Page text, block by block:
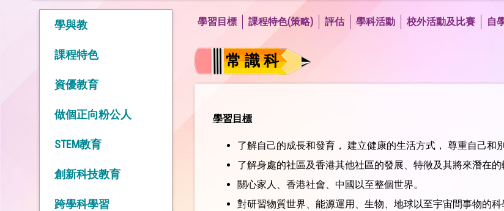
學與教
課程特色
資優教育
做個正向粉公人
STEM教育
創新科技教育
跨學科學習
學習目標 課程特色(策略) 評估 學科活動 校外活動及比賽 自
常 識 科
學習目標
了解自己的成長和發育， 建立健康的生活方式， 尊重自己和
了解身處的社區及香港其他社區的發展、特徵及其將來潛在的
關心家人、香港社會、中國以至整個世界。
對研習物質世界、能源運用、生物、地球以至宇宙間事物的